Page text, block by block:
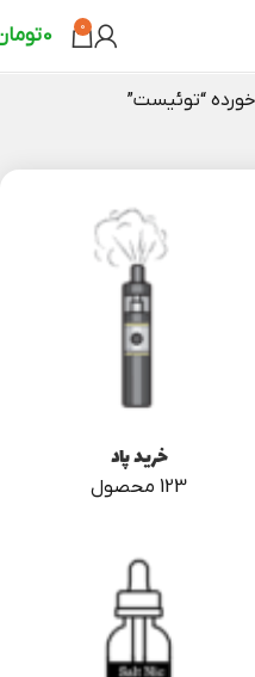
0
0
“توئیست”
خرید پاد
123 محصول